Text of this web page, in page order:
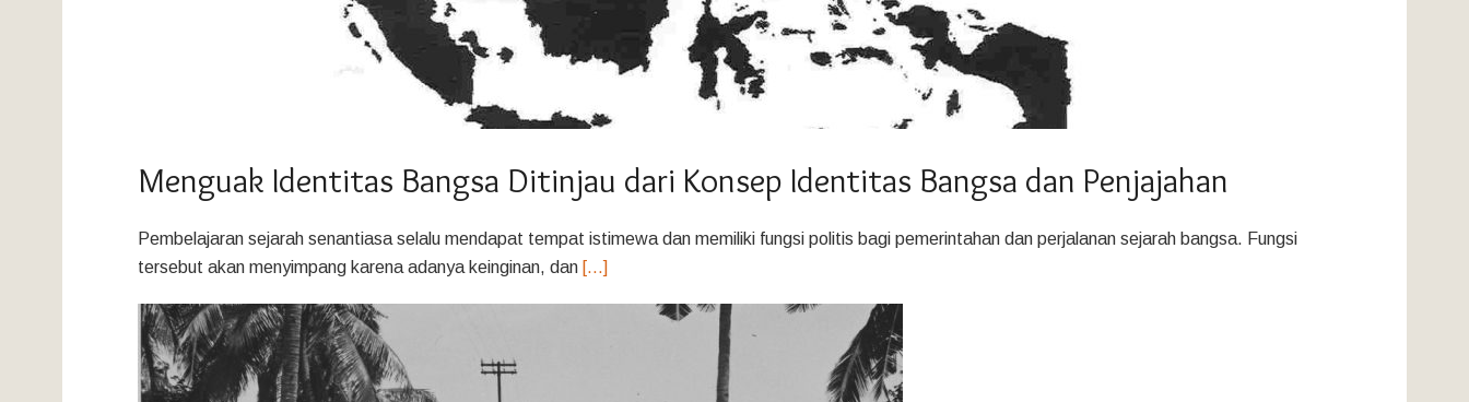
Menguak Identitas Bangsa Ditinjau dari Konsep Identitas Bangsa dan Penjajahan
Pembelajaran sejarah senantiasa selalu mendapat tempat istimewa dan memiliki fungsi politis bagi pemerintahan dan perjalanan sejarah bangsa. Fungsi
tersebut akan menyimpang karena adanya keinginan, dan […]